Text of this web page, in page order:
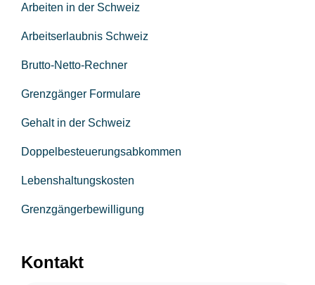
Arbeiten in der Schweiz
Arbeitserlaubnis Schweiz
Brutto-Netto-Rechner
Grenzgänger Formulare
Gehalt in der Schweiz
Doppelbesteuerungsabkommen
Lebenshaltungskosten
Grenzgängerbewilligung
Kontakt